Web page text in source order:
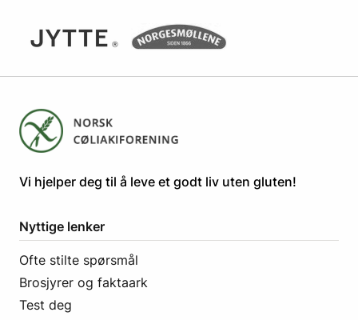
​​​​Vi hjelper deg til å leve et godt liv uten gluten! ​
Nyttige lenker
Ofte stilte spørsmål
Brosjyrer og faktaark
Test deg